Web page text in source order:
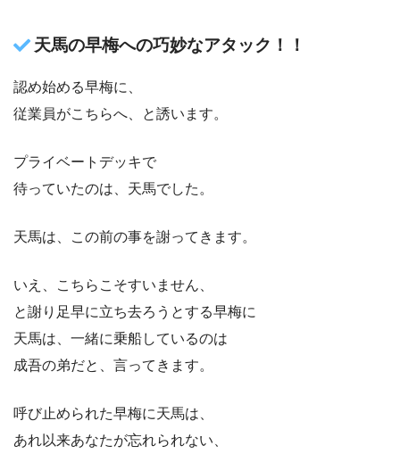
天馬の早梅への巧妙なアタック！！
認め始める早梅に、
従業員がこちらへ、と誘います。
プライベートデッキで
待っていたのは、天馬でした。
天馬は、この前の事を謝ってきます。
いえ、こちらこそすいません、
と謝り足早に立ち去ろうとする早梅に
天馬は、一緒に乗船しているのは
成吾の弟だと、言ってきます。
呼び止められた早梅に天馬は、
あれ以来あなたが忘れられない、